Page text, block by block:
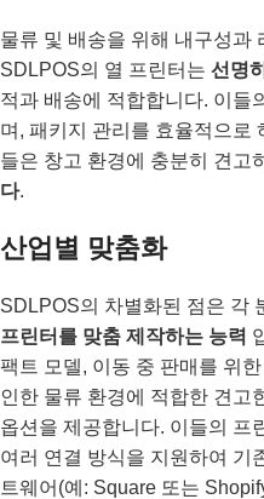
물류 및 배송을 위해 내구성과
SDLPOS의 열 프린터는 선명
적과 배송에 적합합니다. 이들
며, 패키지 관리를 효율적으로
들은 창고 환경에 충분히 견고
다.
산업별 맞춤화
SDLPOS의 차별화된 점은 각
프린터를 맞춤 제작하는 능력
팩트 모델, 이동 중 판매를 위
인한 물류 환경에 적합한 견고
옵션을 제공합니다. 이들의 프
여러 연결 방식을 지원하여 기
트웨어(예: Square 또는